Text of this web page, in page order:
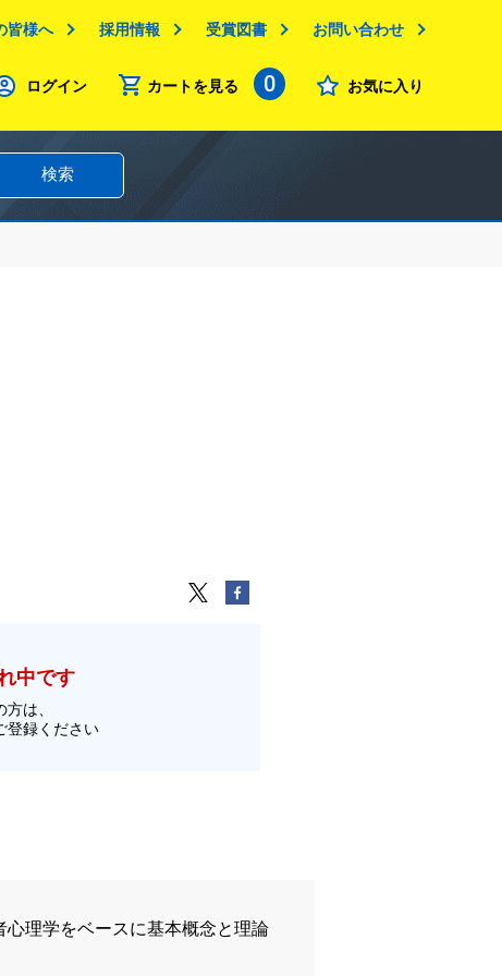
皆様へ 採用情報 受賞図書 お問い合わせ
ログイン カートを見る 0 お気に入り
検索
中です
は、
登録ください
理学をベースに基本概念と理論